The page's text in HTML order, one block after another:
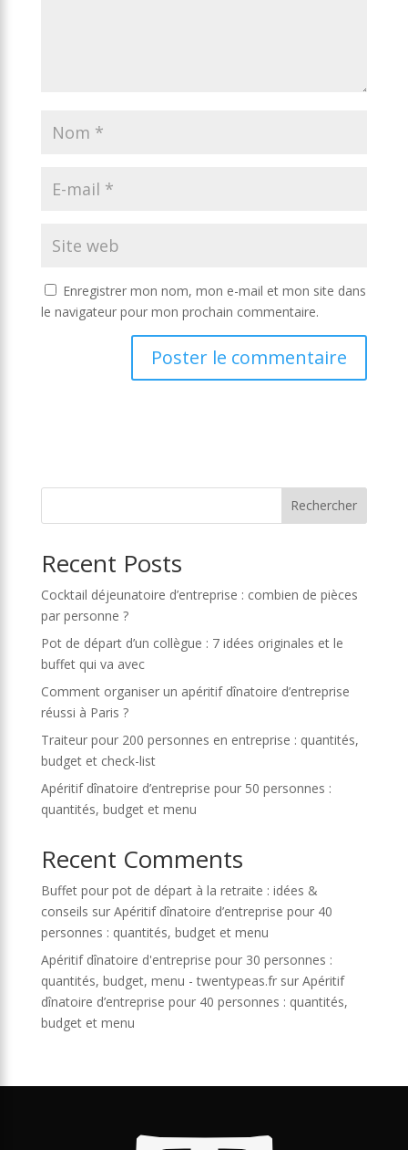
Enregistrer mon nom, mon e-mail et mon site dans
le navigateur pour mon prochain commentaire.
Rechercher
Recent Posts
Cocktail déjeunatoire d’entreprise : combien de pièces
par personne ?
Pot de départ d’un collègue : 7 idées originales et le
buffet qui va avec
Comment organiser un apéritif dînatoire d’entreprise
réussi à Paris ?
Traiteur pour 200 personnes en entreprise : quantités,
budget et check-list
Apéritif dînatoire d’entreprise pour 50 personnes :
quantités, budget et menu
Recent Comments
Buffet pour pot de départ à la retraite : idées &
conseils sur Apéritif dînatoire d’entreprise pour 40
personnes : quantités, budget et menu
Apéritif dînatoire d'entreprise pour 30 personnes :
quantités, budget, menu - twentypeas.frsur Apéritif
dînatoire d’entreprise pour 40 personnes : quantités,
budget et menu